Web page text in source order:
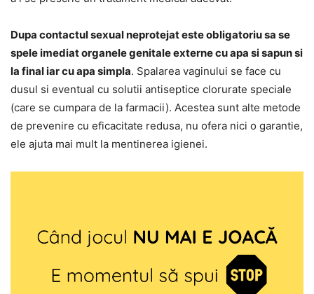
Dupa contactul sexual neprotejat este obligatoriu sa se
spele imediat organele genitale externe cu apa si sapun si
la final iar cu apa simpla. Spalarea vaginului se face cu
dusul si eventual cu solutii antiseptice clorurate speciale
(care se cumpara de la farmacii). Acestea sunt alte metode
de prevenire cu eficacitate redusa, nu ofera nici o garantie,
ele ajuta mai mult la mentinerea igienei.